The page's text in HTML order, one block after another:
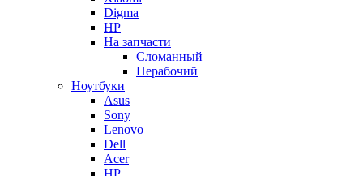
Digma
HP
На запчасти
Сломанный
Нерабочий
Ноутбуки
Asus
Sony
Lenovo
Dell
Acer
HP